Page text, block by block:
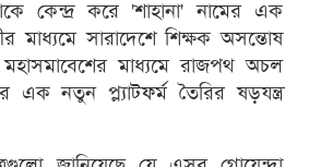
কেন্দ্র করে 'শাহানা' নামের এক
মাধ্যমে সারাদেশে শিক্ষক অসন্তোষ
মাধ্যমে রাজপথ অচল
নতুন প্ল্যাটফর্ম তৈরির ষড়যন্ত্র